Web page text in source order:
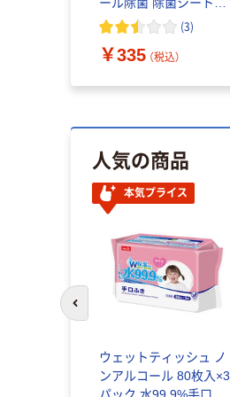
体1個（120枚入） オリジ
(3)
￥335 （税込）
人気の商品
本気プライス
ウェットティッシュ ノ
ンアルコール 80枚入×3